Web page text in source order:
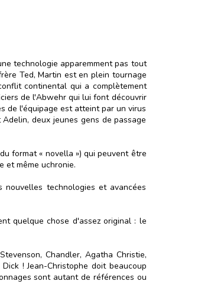
technologie apparemment pas tout
Ted, Martin est en plein tournage
continental qui a complètement
de l'Abwehr qui lui font découvrir
de l'équipage est atteint par un virus
deux jeunes gens de passage
format « novella ») qui peuvent être
et même uchronie.
technologies et avancées
quelque chose d'assez original : le
Chandler, Agatha Christie,
! Jean-Christophe doit beaucoup
sont autant de références ou